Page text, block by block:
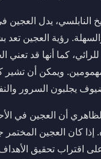
النابلسي، يدل العجين
رؤية العجين تعد
كما أنها قد تعني
ويمكن أن تشير
يجلبون السرور
أن العجين في
كان العجين المختمر
على اقتراب تحقيق